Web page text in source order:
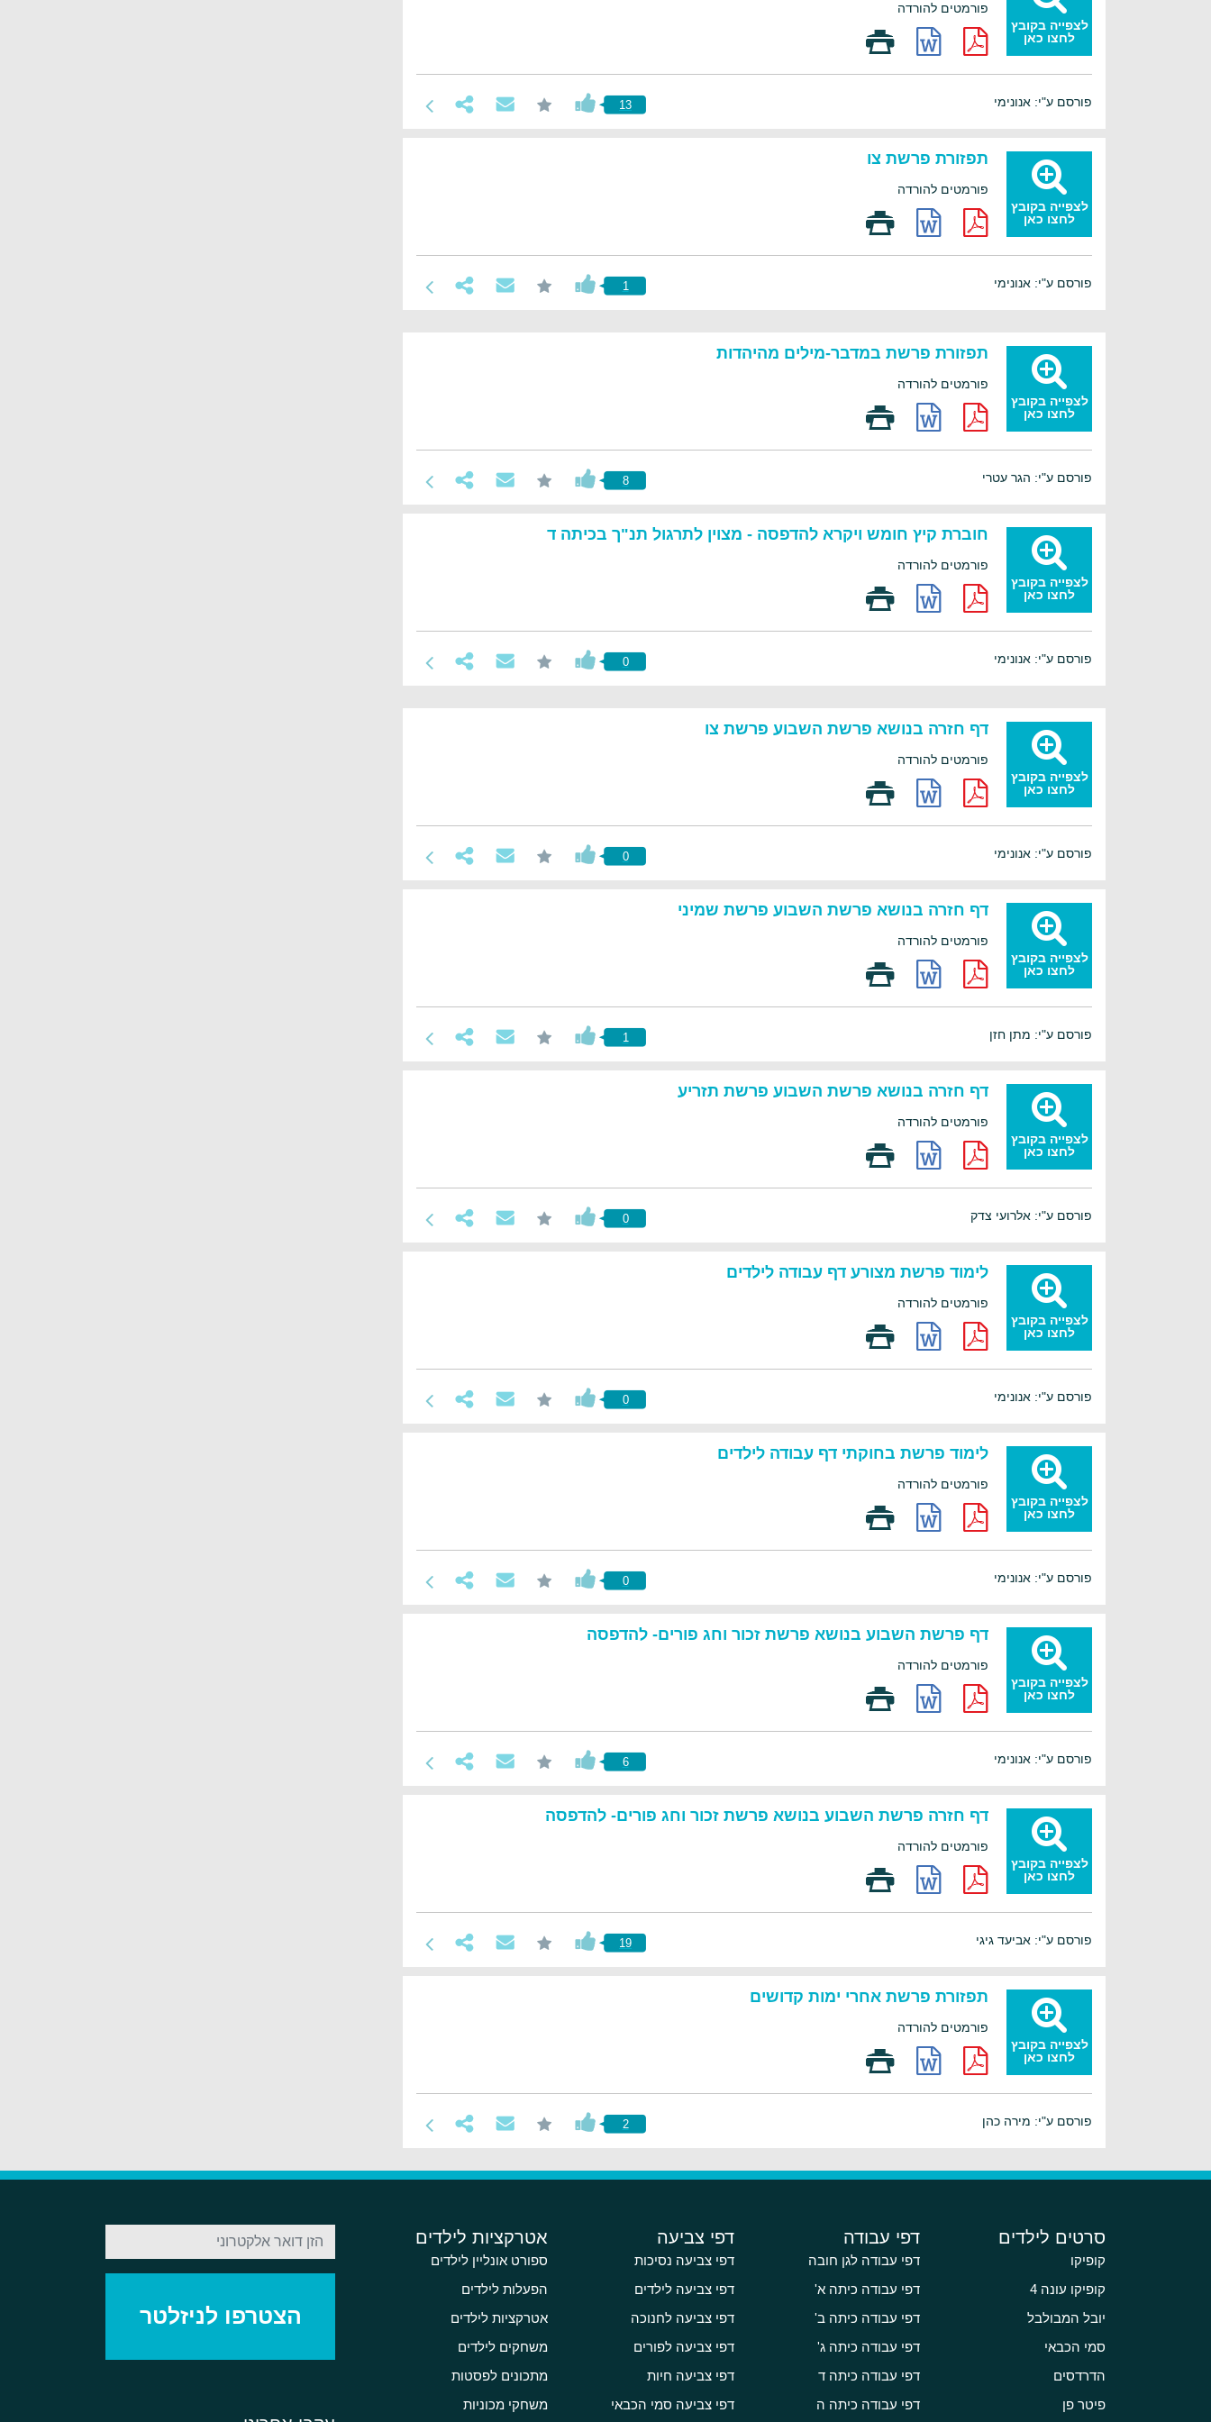
לצפייה בקובץ
לחצו כאן
פורמטים להורדה
פורסם ע"י: אנונימי 13
לצפייה בקובץ
לחצו כאן
תפזורת פרשת צו
פורמטים להורדה
פורסם ע"י: אנונימי 1
לצפייה בקובץ
לחצו כאן
תפזורת פרשת במדבר-מילים מהיהדות
פורמטים להורדה
פורסם ע"י: הגר עטרי 8
לצפייה בקובץ
לחצו כאן
חוברת קיץ חומש ויקרא להדפסה - מצוין לתרגול תנ"ך בכיתה ד
פורמטים להורדה
פורסם ע"י: אנונימי 0
לצפייה בקובץ
לחצו כאן
דף חזרה בנושא פרשת השבוע פרשת צו
פורמטים להורדה
פורסם ע"י: אנונימי 0
לצפייה בקובץ
לחצו כאן
דף חזרה בנושא פרשת השבוע פרשת שמיני
פורמטים להורדה
פורסם ע"י: מתן חזן 1
לצפייה בקובץ
לחצו כאן
דף חזרה בנושא פרשת השבוע פרשת תזריע
פורמטים להורדה
פורסם ע"י: אלרועי צדק 0
לצפייה בקובץ
לחצו כאן
לימוד פרשת מצורע דף עבודה לילדים
פורמטים להורדה
פורסם ע"י: אנונימי 0
לצפייה בקובץ
לחצו כאן
לימוד פרשת בחוקתי דף עבודה לילדים
פורמטים להורדה
פורסם ע"י: אנונימי 0
לצפייה בקובץ
לחצו כאן
דף פרשת השבוע בנושא פרשת זכור וחג פורים- להדפסה
פורמטים להורדה
פורסם ע"י: אנונימי 6
לצפייה בקובץ
לחצו כאן
דף חזרה פרשת השבוע בנושא פרשת זכור וחג פורים- להדפסה
פורמטים להורדה
פורסם ע"י: אביעד גיגי 19
לצפייה בקובץ
לחצו כאן
תפזורת פרשת אחרי ימות קדושים
פורמטים להורדה
פורסם ע"י: מירה כהן 2
סרטים לילדים
קופיקו
קופיקו עונה 4
יובל המבולבל
סמי הכבאי
הדרדסים
פיטר פן
דפי עבודה
דפי עבודה לגן חובה
דפי עבודה כיתה א'
דפי עבודה כיתה ב'
דפי עבודה כיתה ג'
דפי עבודה כיתה ד
דפי עבודה כיתה ה
דפי צביעה
דפי צביעה נסיכות
דפי צביעה לילדים
דפי צביעה לחנוכה
דפי צביעה לפורים
דפי צביעה חיות
דפי צביעה סמי הכבאי
אטרקציות לילדים
ספורט אונליין לילדים
הפעלות לילדים
אטרקציות לילדים
משחקים לילדים
מתכונים לפסטות
משחקי מכוניות